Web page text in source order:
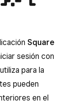
Square
sesión con
para la
pueden
en el